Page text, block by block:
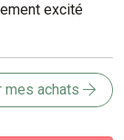
excité
mes achats